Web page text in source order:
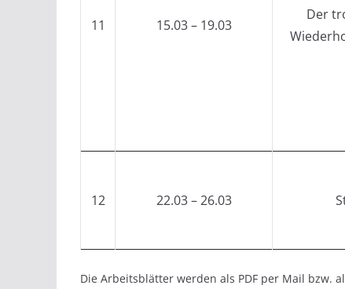
11 15.03 – 19.03
Der
12 22.03 – 26.03
Die Arbeitsblätter werden als PDF per Mail bzw.